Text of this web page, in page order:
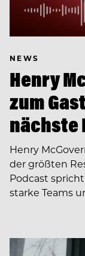
NEWS
Henry
zum
nächste
Henry
der größten
Podcast
starke Teams